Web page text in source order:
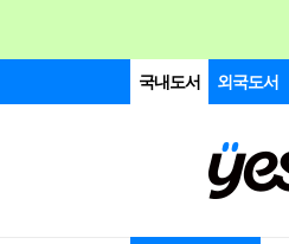
국내도서 외국도서